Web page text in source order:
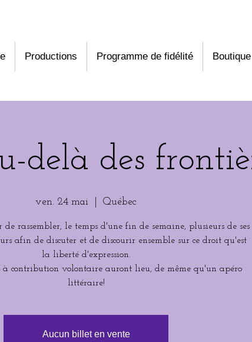
Productions Programme de fidélité Boutique
delà des
ven. 24 mai Québec
de rassembler, le temps d'une fin de semaine, plusieurs de ses
afin de discuter et de discourir ensemble sur ce droit qu'est
la liberté d'expression.
à contribution volontaire auront lieu, de même qu'un apéro
littéraire!
Aucun billet en vente